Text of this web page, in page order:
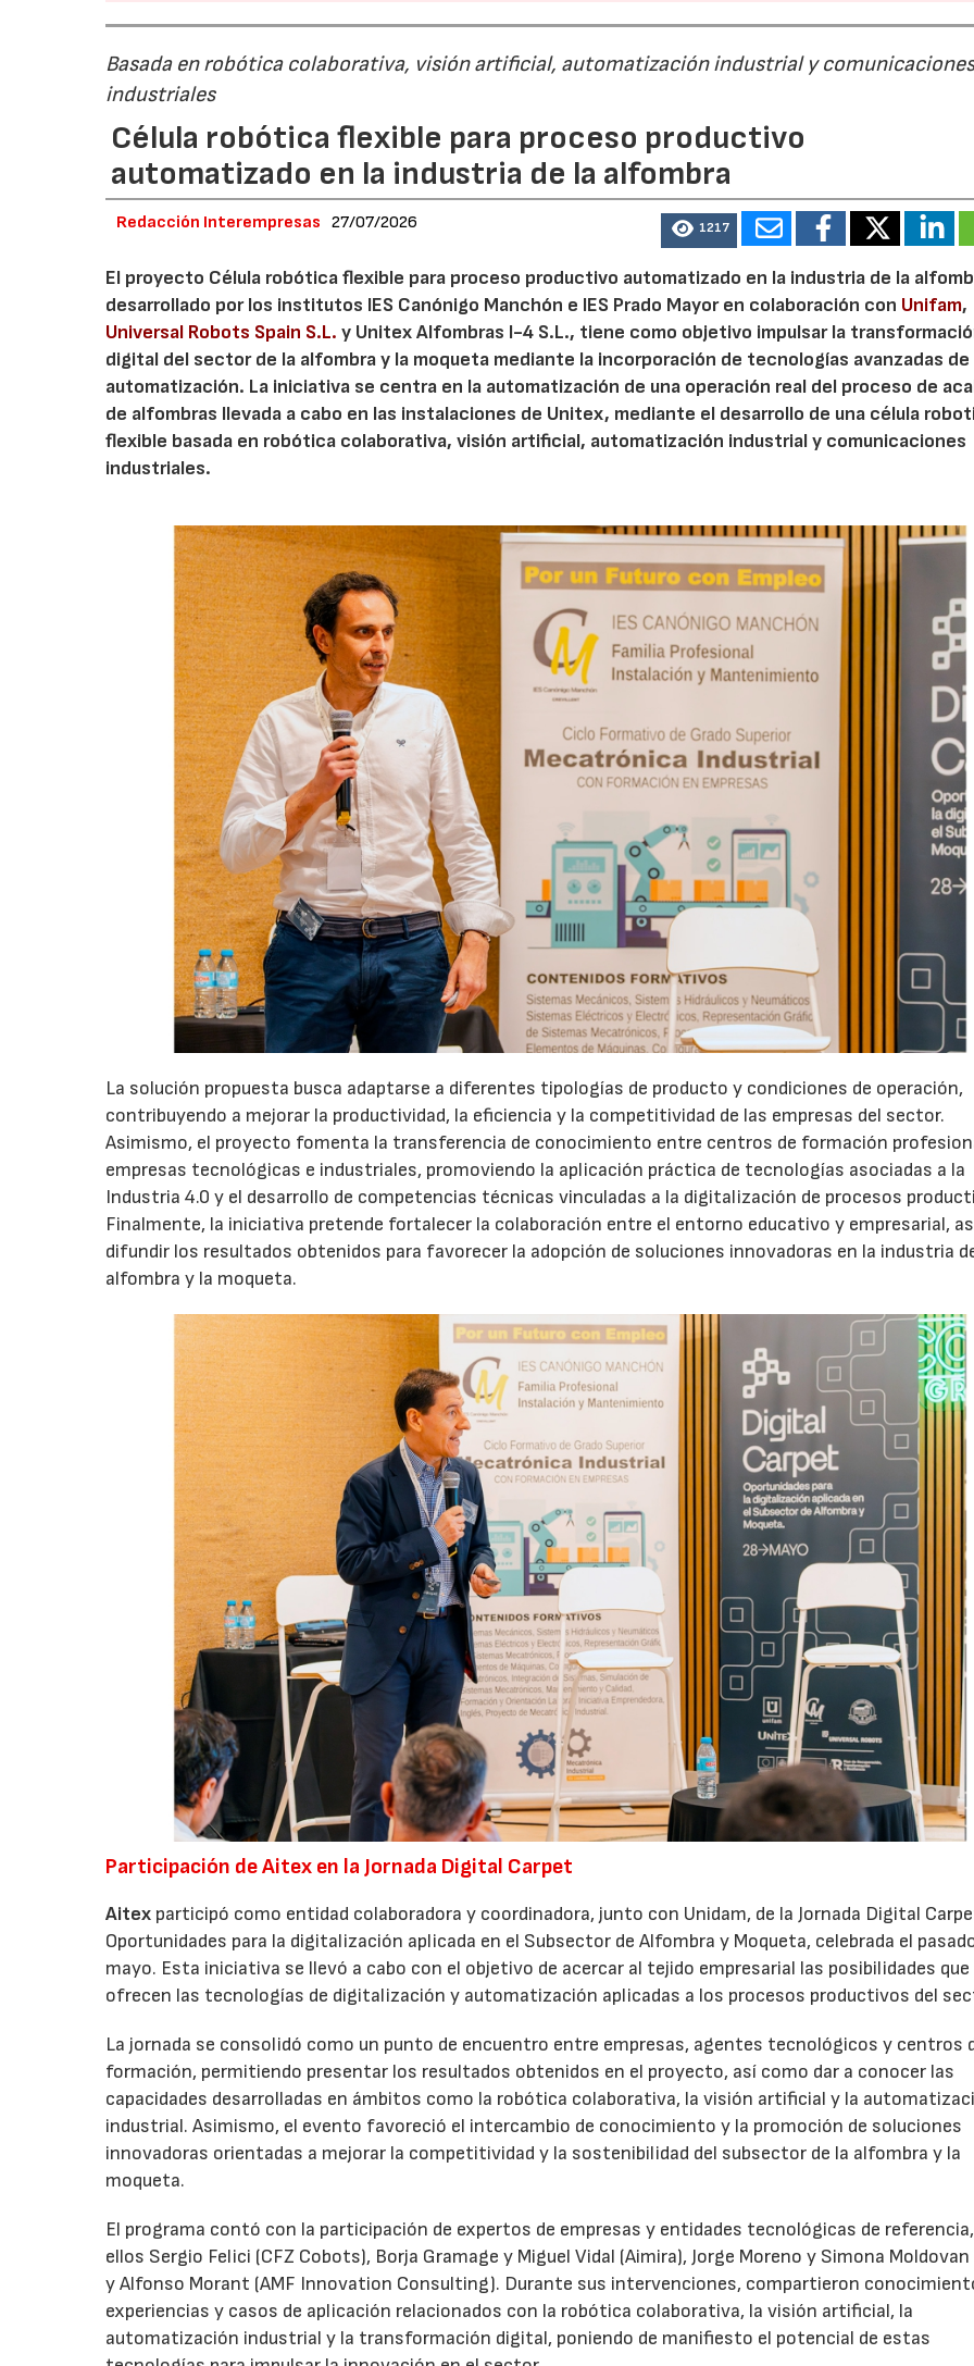
Basada en robótica colaborativa, visión artificial, automatización industrial y
industriales
Célula robótica flexible para proceso productivo
automatizado en la industria de la alfombra
Redacción Interempresas 27/07/2026 1217
El proyecto Célula robótica flexible para proceso productivo automatizado en la industria de la
desarrollado por los institutos IES Canónigo Manchón e IES Prado Mayor en colaboración con Unifam,
Universal Robots Spain S.L. y Unitex Alfombras I-4 S.L., tiene como objetivo impulsar la
digital del sector de la alfombra y la moqueta mediante la incorporación de tecnologías avanzadas de
automatización. La iniciativa se centra en la automatización de una operación real del proceso de
de alfombras llevada a cabo en las instalaciones de Unitex, mediante el desarrollo de una célula
flexible basada en robótica colaborativa, visión artificial, automatización industrial y comunicaciones
industriales.
La solución propuesta busca adaptarse a diferentes tipologías de producto y condiciones de operación,
contribuyendo a mejorar la productividad, la eficiencia y la competitividad de las empresas del sector.
Asimismo, el proyecto fomenta la transferencia de conocimiento entre centros de formación
empresas tecnológicas e industriales, promoviendo la aplicación práctica de tecnologías asociadas a la
Industria 4.0 y el desarrollo de competencias técnicas vinculadas a la digitalización de procesos
Finalmente, la iniciativa pretende fortalecer la colaboración entre el entorno educativo y empresarial,
difundir los resultados obtenidos para favorecer la adopción de soluciones innovadoras en la industria
alfombra y la moqueta.
Participación de Aitex en la Jornada Digital Carpet
Aitex participó como entidad colaboradora y coordinadora, junto con Unidam, de la Jornada Digital
Oportunidades para la digitalización aplicada en el Subsector de Alfombra y Moqueta, celebrada el
mayo. Esta iniciativa se llevó a cabo con el objetivo de acercar al tejido empresarial las posibilidades que
ofrecen las tecnologías de digitalización y automatización aplicadas a los procesos productivos del
La jornada se consolidó como un punto de encuentro entre empresas, agentes tecnológicos y centros
formación, permitiendo presentar los resultados obtenidos en el proyecto, así como dar a conocer las
capacidades desarrolladas en ámbitos como la robótica colaborativa, la visión artificial y la
industrial. Asimismo, el evento favoreció el intercambio de conocimiento y la promoción de soluciones
innovadoras orientadas a mejorar la competitividad y la sostenibilidad del subsector de la alfombra y la
moqueta.
El programa contó con la participación de expertos de empresas y entidades tecnológicas de
ellos Sergio Felici (CFZ Cobots), Borja Gramage y Miguel Vidal (Aimira), Jorge Moreno y Simona
y Alfonso Morant (AMF Innovation Consulting). Durante sus intervenciones, compartieron
experiencias y casos de aplicación relacionados con la robótica colaborativa, la visión artificial, la
automatización industrial y la transformación digital, poniendo de manifiesto el potencial de estas